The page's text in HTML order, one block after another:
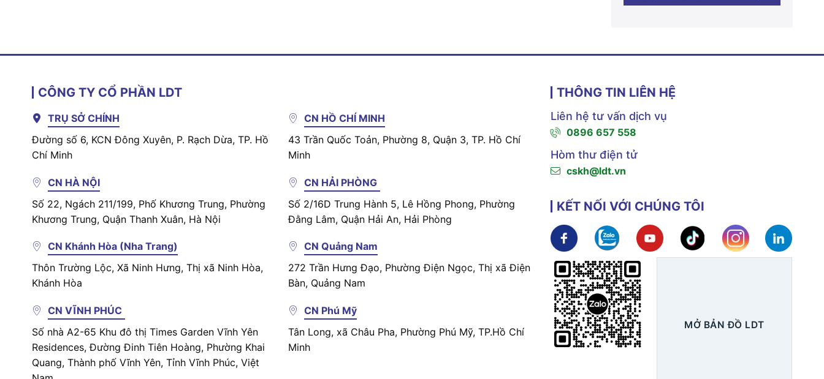
CÔNG TY CỔ PHẦN LDT
TRỤ SỞ CHÍNH
Đường số 6, KCN Đông Xuyên, P. Rạch Dừa, TP. Hồ
Chí Minh
CN HỒ CHÍ MINH
43 Trần Quốc Toản, Phường 8, Quận 3, TP. Hồ Chí
Minh
CN HÀ NỘI
Số 22, Ngách 211/199, Phố Khương Trung, Phường
Khương Trung, Quận Thanh Xuân, Hà Nội
CN HẢI PHÒNG
Số 2/16D Trung Hành 5, Lê Hồng Phong, Phường
Đằng Lâm, Quận Hải An, Hải Phòng
CN Khánh Hòa (Nha Trang)
Thôn Trường Lộc, Xã Ninh Hưng, Thị xã Ninh Hòa,
Khánh Hòa
CN Quảng Nam
272 Trần Hưng Đạo, Phường Điện Ngọc, Thị xã Điện
Bàn, Quảng Nam
CN VĨNH PHÚC
Số nhà A2-65 Khu đô thị Times Garden Vĩnh Yên
Residences, Đường Đinh Tiên Hoàng, Phường Khai
Quang, Thành phố Vĩnh Yên, Tỉnh Vĩnh Phúc, Việt
CN Phú Mỹ
Tân Long, xã Châu Pha, Phường Phú Mỹ, TP.Hồ Chí
Minh
THÔNG TIN LIÊN HỆ
Liên hệ tư vấn dịch vụ
0896 657 558
Hòm thư điện tử
cskh@ldt.vn
KẾT NỐI VỚI CHÚNG TÔI
Xem chi tiếtXem chi tiếtXem chi tiếtXem chi tiếtXem chi tiết
MỞ BẢN ĐỒ LDT